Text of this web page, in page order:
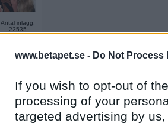
www.betapet.se - Do Not Process
If you wish to opt-out of
processing of your
targeted advertising by
Antal inlägg:
22535
- Ej medlem längre
Antal inlägg:
1906
Vad har du darling?